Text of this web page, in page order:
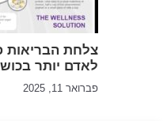
צלחת הבריאות
לאדם יותר
פברואר 11, 2025